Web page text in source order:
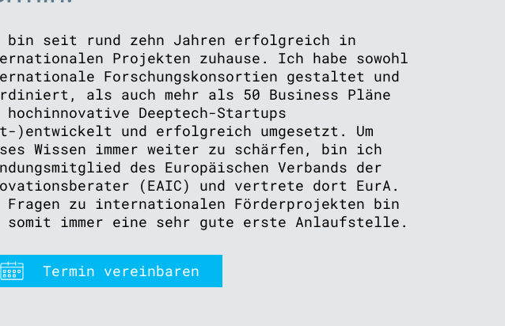
bin seit rund zehn Jahren erfolgreich in
Projekten zuhause. Ich habe sowohl
Forschungskonsortien gestaltet und
als auch mehr als 50 Business Pläne
Deeptech-Startups
)entwickelt und erfolgreich umgesetzt. Um
Wissen immer weiter zu schärfen, bin ich
des Europäischen Verbands der
(EAIC) und vertrete dort EurA.
Fragen zu internationalen Förderprojekten bin
somit immer eine sehr gute erste Anlaufstelle.
Termin vereinbaren